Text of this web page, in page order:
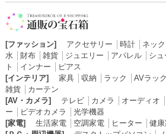
[ファッション] アクセサリー 時計│ ネッ
水
財布│ 雑貨│ ジュエリー アパレル│ シ
ト
インナー
ピアス
[インテリア]
家具│ 収納 ラック AVラック
雑貨│ カーテン
[AV・カメラ]
テレビ│ カメラ オーディオ
ー
ビデオカメラ
光学機器
[家電]
生活家電│ 空調家電│ ヒーター 健